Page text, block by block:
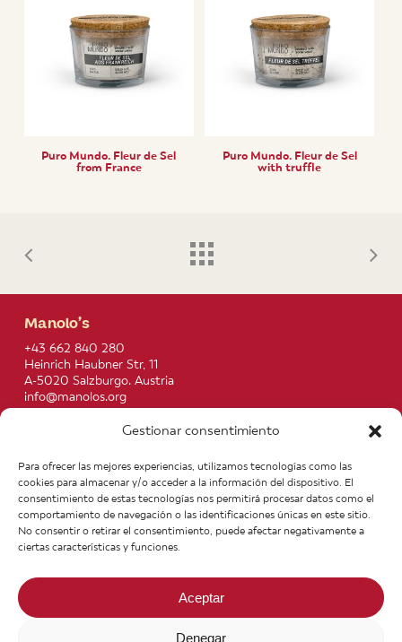
Gestionar consentimiento
Para ofrecer las mejores experiencias, utilizamos tecnologías como las
cookies para almacenar y/o acceder a la información del dispositivo. El
consentimiento de estas tecnologías nos permitirá procesar datos como el
comportamiento de navegación o las identificaciones únicas en este sitio.
No consentir o retirar el consentimiento, puede afectar negativamente a
ciertas características y funciones.
Aceptar
Denegar
Puro Mundo. Fleur de Sel
from France
Puro Mundo. Fleur de Sel
with truffle
Manolo’s
+43 662 840 280
Heinrich Haubner Str, 11
A-5020 Salzburgo. Austria
info@manolos.org
About us
Products
Infos
News
Contact
Join our Team
Legal notice
General Terms of Purchase